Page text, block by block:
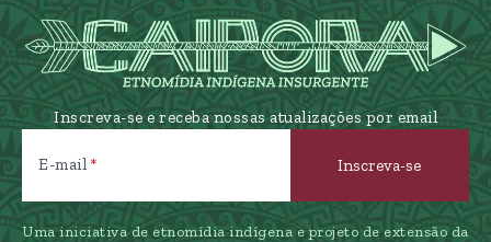
Inscreva-se e receba nossas atualizações por email
E-mail
Uma iniciativa de etnomídia indígena e projeto de extensão da